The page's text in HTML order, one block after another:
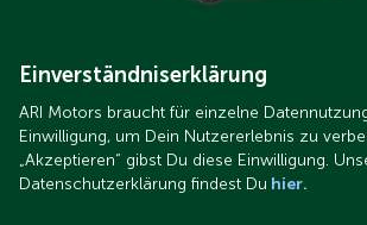
Einverständniserklärung
ARI Motors braucht für einzelne
Einwilligung, um Dein Nutzererlebnis zu
„Akzeptieren“ gibst Du diese Einwilligung.
Datenschutzerklärung findest Du hier.